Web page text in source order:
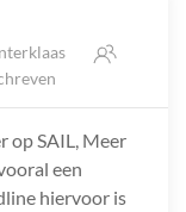
op SAIL, Meer
een
hiervoor is